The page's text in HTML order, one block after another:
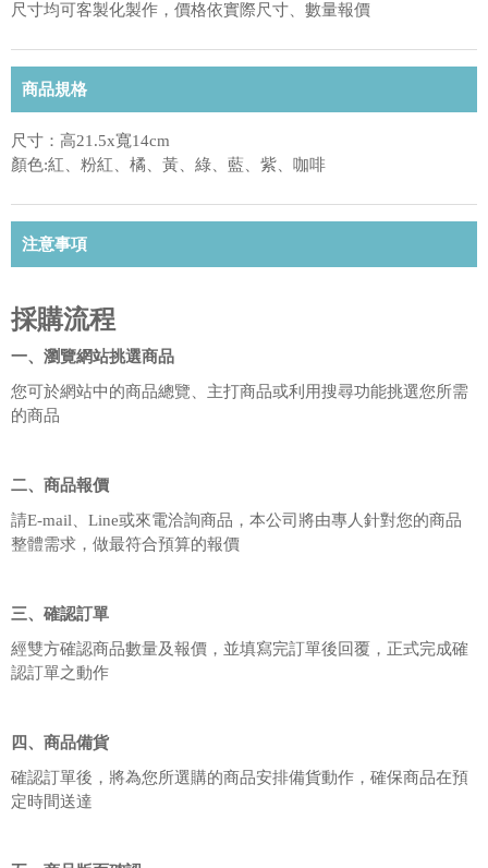
尺寸均可客製化製作，價格依實際尺寸、數量報價
商品規格
尺寸：高21.5x寬14cm
顏色:紅、粉紅、橘、黃、綠、藍、紫、咖啡
注意事項
採購流程
一、瀏覽網站挑選商品
您可於網站中的商品總覽、主打商品或利用搜尋功能挑選您所需
的商品
二、商品報價
請E-mail、Line或來電洽詢商品，本公司將由專人針對您的商品
整體需求，做最符合預算的報價
三、確認訂單
經雙方確認商品數量及報價，並填寫完訂單後回覆，正式完成確
認訂單之動作
四、商品備貨
確認訂單後，將為您所選購的商品安排備貨動作，確保商品在預
定時間送達